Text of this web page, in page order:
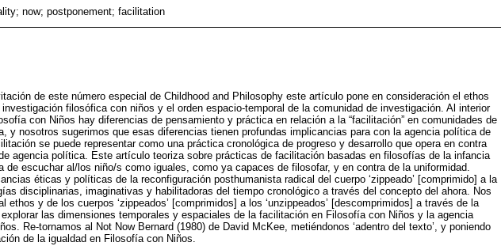
now; postponement; facilitation
de este número especial de Childhood and Philosophy este artículo pone en consideración el ethos
filosófica con niños y el orden espacio-temporal de la comunidad de investigación. Al interior
con Niños hay diferencias de pensamiento y práctica en relación a la “facilitación” en comunidades de
y nosotros sugerimos que esas diferencias tienen profundas implicancias para con la agencia política de
se puede representar como una práctica cronológica de progreso y desarrollo que opera en contra
agencia política. Este artículo teoriza sobre prácticas de facilitación basadas en filosofías de la infancia
de escuchar al/los niño/s como iguales, como ya capaces de filosofar, y en contra de la uniformidad.
éticas y políticas de la reconfiguración posthumanista radical del cuerpo ‘zippeado’ [comprimido] a la
disciplinarias, imaginativas y habilitadoras del tiempo cronológico a través del concepto del ahora. Nos
ethos y de los cuerpos ‘zippeados’ [comprimidos] a los ‘unzippeados’ [descomprimidos] a través de la
las dimensiones temporales y espaciales de la facilitación en Filosofía con Niños y la agencia
Re-tornamos al Not Now Bernard (1980) de David McKee, metiéndonos ‘adentro del texto’, y poniendo
de la igualdad en Filosofía con Niños.